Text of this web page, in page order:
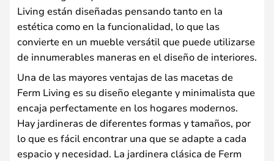
Living están diseñadas pensando tanto en la
estética como en la funcionalidad, lo que las
convierte en un mueble versátil que puede utilizarse
de innumerables maneras en el diseño de interiores.
Una de las mayores ventajas de las macetas de
Ferm Living es su diseño elegante y minimalista que
encaja perfectamente en los hogares modernos.
Hay jardineras de diferentes formas y tamaños, por
lo que es fácil encontrar una que se adapte a cada
espacio y necesidad. La jardinera clásica de Ferm